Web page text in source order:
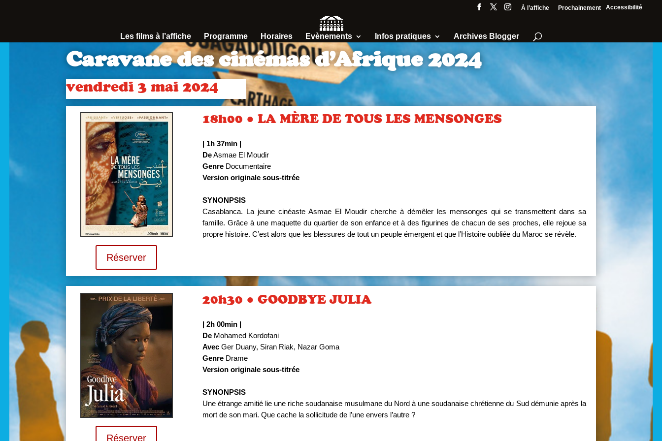
Accessibilité
À l’affiche Prochainement
Les films à l’affiche Programme Horaires Evènements Infos pratiques Archives Blogger
Caravane des cinémas d’Afrique 2024
vendredi 3 mai 2024
Réserver
18h00 ● LA MÈRE DE TOUS LES MENSONGES
| 1h 37min |
DeAsmae El Moudir
Genre Documentaire
Version originale sous-titrée
SYNONPSIS
Casablanca. La jeune cinéaste Asmae El Moudir cherche à démêler les mensonges qui se transmettent dans sa
famille. Grâce à une maquette du quartier de son enfance et à des figurines de chacun de ses proches, elle rejoue sa
propre histoire. C’est alors que les blessures de tout un peuple émergent et que l’Histoire oubliée du Maroc se révèle.
Réserver
20h30 ● GOODBYE JULIA
| 2h 00min |
De Mohamed Kordofani
Avec Ger Duany, Siran Riak, Nazar Goma
Genre Drame
Version originale sous-titrée
SYNONPSIS
Une étrange amitié lie une riche soudanaise musulmane du Nord à une soudanaise chrétienne du Sud démunie après la
mort de son mari. Que cache la sollicitude de l’une envers l’autre ?